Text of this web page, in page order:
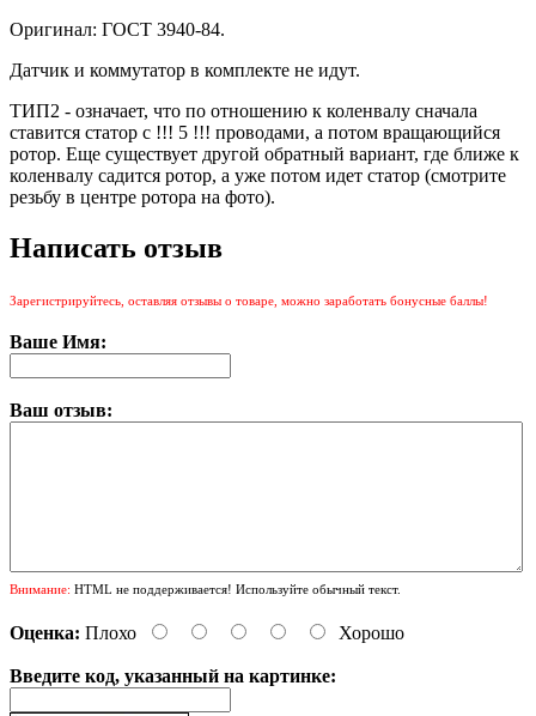
Оригинал: ГОСТ 3940-84.
Датчик и коммутатор в комплекте не идут.
ТИП2 - означает, что по отношению к коленвалу сначала
ставится статор с !!! 5 !!! проводами, а потом вращающийся
ротор. Еще существует другой обратный вариант, где ближе к
коленвалу садится ротор, а уже потом идет статор (смотрите
резьбу в центре ротора на фото).
Написать отзыв
Зарегистрируйтесь, оставляя отзывы о товаре, можно заработать бонусные баллы!
Ваше Имя:
Ваш отзыв:
Внимание: HTML не поддерживается! Используйте обычный текст.
Оценка: Плохо Хорошо
Введите код, указанный на картинке: